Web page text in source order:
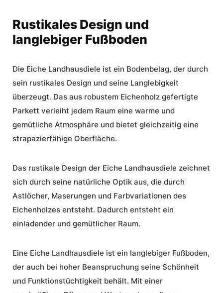
Rustikales Design und
langlebiger Fußboden
Die Eiche Landhausdiele ist ein Bodenbelag, der durch
sein rustikales Design und seine Langlebigkeit
überzeugt. Das aus robustem Eichenholz gefertigte
Parkett verleiht jedem Raum eine warme und
gemütliche Atmosphäre und bietet gleichzeitig eine
strapazierfähige Oberfläche.
Das rustikale Design der Eiche Landhausdiele zeichnet
sich durch seine natürliche Optik aus, die durch
Astlöcher, Maserungen und Farbvariationen des
Eichenholzes entsteht. Dadurch entsteht ein
einladender und gemütlicher Raum.
Eine Eiche Landhausdiele ist ein langlebiger Fußboden,
der auch bei hoher Beanspruchung seine Schönheit
und Funktionstüchtigkeit behält. Mit einer